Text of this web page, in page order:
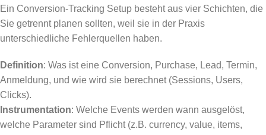
Ein Conversion-Tracking Setup besteht aus vier Schichten, die
Sie getrennt planen sollten, weil sie in der Praxis
unterschiedliche Fehlerquellen haben.
Definition: Was ist eine Conversion, Purchase, Lead, Termin,
Anmeldung, und wie wird sie berechnet (Sessions, Users,
Clicks).
Instrumentation: Welche Events werden wann ausgelöst,
welche Parameter sind Pflicht (z.B. currency, value, items,